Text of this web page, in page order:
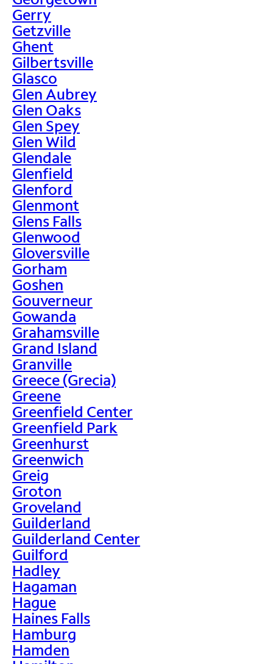
Gerry
Getzville
Ghent
Gilbertsville
Glasco
Glen Aubrey
Glen Oaks
Glen Spey
Glen Wild
Glendale
Glenfield
Glenford
Glenmont
Glens Falls
Glenwood
Gloversville
Gorham
Goshen
Gouverneur
Gowanda
Grahamsville
Grand Island
Granville
Greece (Grecia)
Greene
Greenfield Center
Greenfield Park
Greenhurst
Greenwich
Greig
Groton
Groveland
Guilderland
Guilderland Center
Guilford
Hadley
Hagaman
Hague
Haines Falls
Hamburg
Hamden